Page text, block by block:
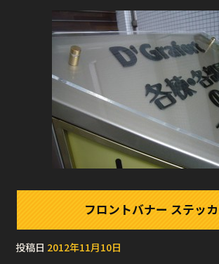
フロントバナー ステッ
投稿日 2012年11月10日